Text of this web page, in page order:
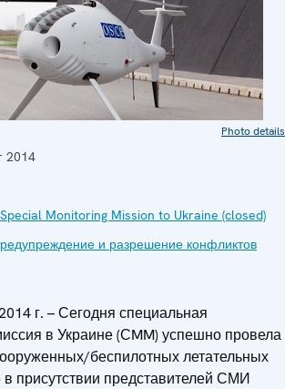
Photo details
2014
Monitoring Mission to Ukraine (closed)
и разрешение конфликтов
г. – Сегодня специальная
в Украине (СMM) успешно провела
беспилотных летательных
присутствии представителей СМИ